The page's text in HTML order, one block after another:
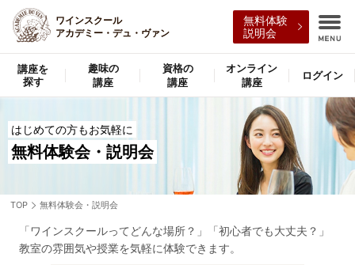
ワインスクール
アカデミー・デュ・ヴァン
無料体験
説明会
講座を
探す
趣味の
講座
資格の
講座
オンライン
講座
ログイン
はじめての方もお気軽に
無料体験会・説明会
TOP 無料体験会・説明会
「ワインスクールってどんな場所？」「初心者でも大丈夫？」
教室の雰囲気や授業を気軽に体験できます。